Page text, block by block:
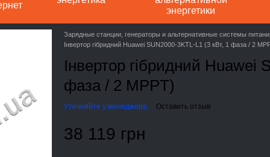
энергетики
Зарядные станции, генераторы и альтернативные системы
Інвертор гібридний Huawei SUN2000-3KTL-L1 (3 кВт, 1 фаза / 2
Інвертор гібридний Huawei
фаза / 2 MPPT)
Уточняйте у менеджера Оставить отзыв
38 119 грн